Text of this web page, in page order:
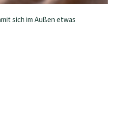
sich im Außen etwas